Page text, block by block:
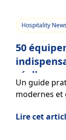
Hospitality
50
Un guide
modernes et
Lire cet